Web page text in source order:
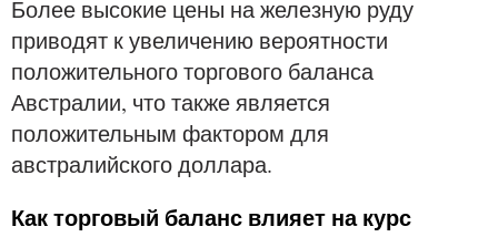
Более высокие цены на железную руду
приводят к увеличению вероятности
положительного торгового баланса
Австралии, что также является
положительным фактором для
австралийского доллара.
Как торговый баланс влияет на курс